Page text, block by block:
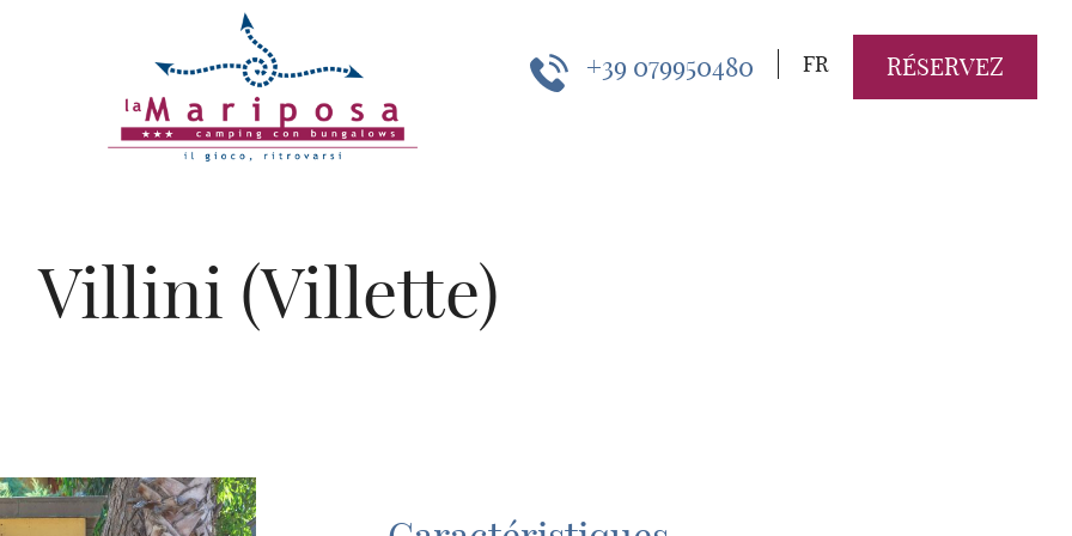
+39 079950480 FR RÉSERVEZ
Villini (Villette)